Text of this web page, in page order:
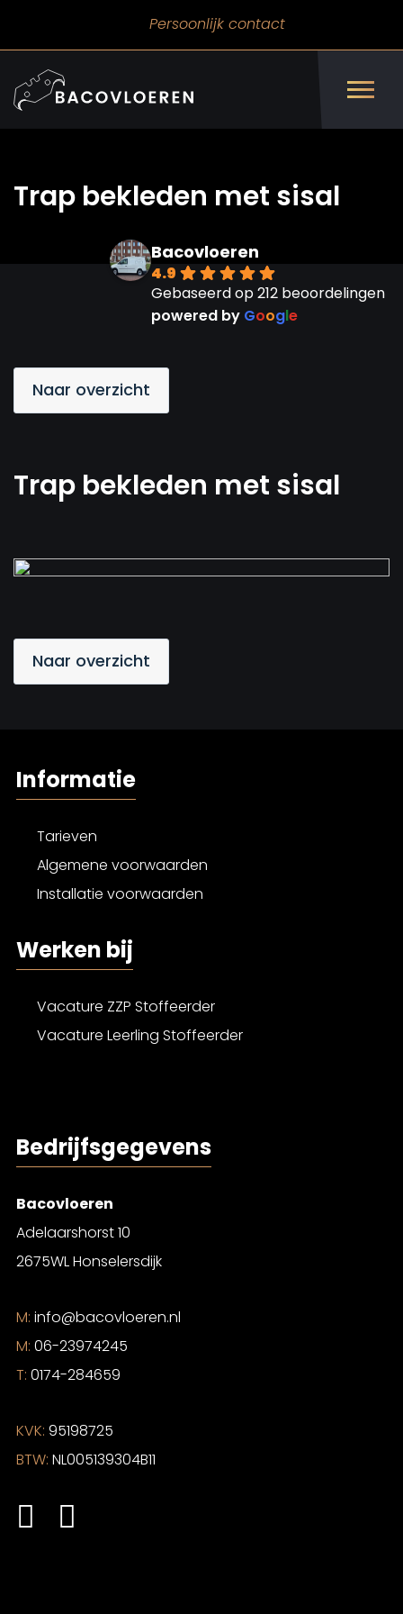
Persoonlijk contact
Trap bekleden met sisal
Bacovloeren
4.9
Gebaseerd op 212 beoordelingen
powered by Google
Naar overzicht
Trap bekleden met sisal
Naar overzicht
Informatie
Tarieven
Algemene voorwaarden
Installatie voorwaarden
Werken bij
Vacature ZZP Stoffeerder
Vacature Leerling Stoffeerder
Bedrijfsgegevens
Bacovloeren
Adelaarshorst 10
2675WL Honselersdijk
M: info@bacovloeren.nl
M: 06-23974245
T: 0174-284659
KVK: 95198725
BTW: NL005139304B11